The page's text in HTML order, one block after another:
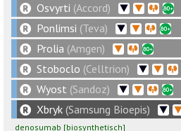
Osvyrti (Accord)
Ponlimsi (Teva)
Prolia (Amgen)
Stoboclo (Celltrion)
Wyost (Sandoz)
Xbryk (Samsung Bioepis)
denosumab [biosynthetisch]